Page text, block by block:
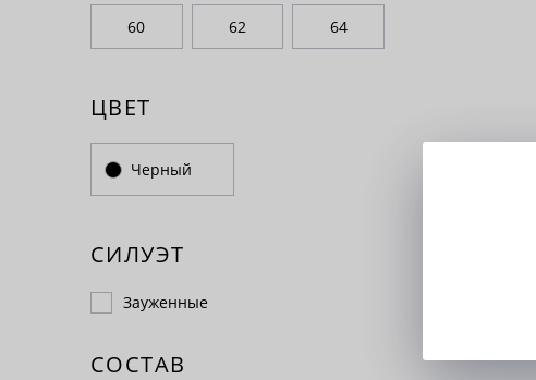
60 62 64
ЦВЕТ
Черный
СИЛУЭТ
Зауженные
СОСТАВ